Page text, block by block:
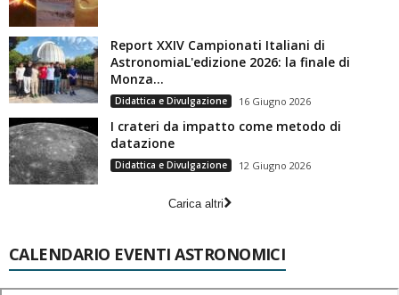
Report XXIV Campionati Italiani di
AstronomiaL'edizione 2026: la finale di
Monza...
Didattica e Divulgazione 16 Giugno 2026
I crateri da impatto come metodo di
datazione
Didattica e Divulgazione 12 Giugno 2026
Carica altri
CALENDARIO EVENTI ASTRONOMICI